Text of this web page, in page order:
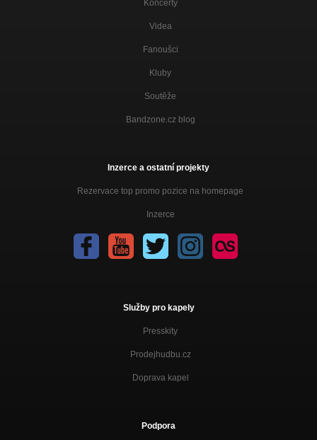
Koncerty
Videa
Fanoušci
Kluby
Soutěže
Bandzone.cz blog
Inzerce a ostatní projekty
Rezervace top promo pozice na homepage
Inzerce
Služby pro kapely
Presskity
Prodejhudbu.cz
Doprava kapel
Podpora